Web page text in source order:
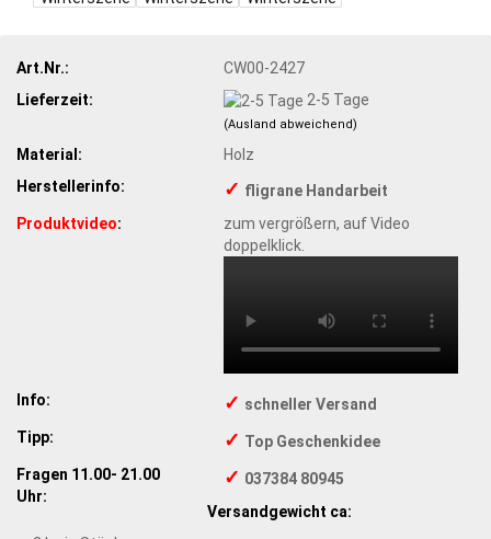
Art.Nr.:
CW00-2427
Lieferzeit:
2-5 Tage
(Ausland abweichend)
Material:
Holz
Herstellerinfo:
✓ fligrane Handarbeit
Produktvideo:
zum vergrößern, auf Video
doppelklick.
Info: ✓ schneller Versand
Tipp:
✓ Top Geschenkidee
Fragen 11.00- 21.00
Uhr:
✓ 037384 80945
Versandgewicht ca: